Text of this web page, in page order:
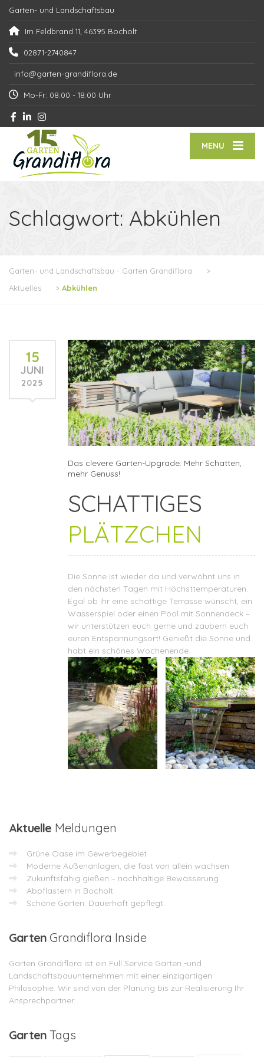
Garten- und Landschaftsbau
Im Feldbrand 11, 46395 Bocholt
02871-2740847
info@garten-grandiflora.de
Mo-Fr: 08:00 - 18:00 Uhr
MENU
Schlagwort: Abkühlen
Garten- und Landschaftsbau - Garten Grandiflora
>
Aktuelles
> Abkühlen
15
JUNI
2025
Das clevere Garten-Upgrade: Mehr Schatten,
mehr Genuss!
SCHATTIGES
PLÄTZCHEN
Die Sonne ist wieder da und verwöhnt uns in
den nächsten Tagen mit Höchsttemperaturen.
Egal ob ihr eine schattige Terrasse wünscht, ein
Wasserspiel oder einen Pool mit Sonnendeck –
wir unterstützen euch gerne und zaubern euch
euren Entspannungsort! Genießt die Sonne und
habt ein schönes Wochenende.
Aktuelle Meldungen
Grüne Oase im Gewerbegebiet
Moderne Außenanlagen, die fast von allein wachsen
Zukunftsfähig gießen – nachhaltige Bewässerung
Abpflastern in Bocholt:
Schöne Gärten. Dauerhaft gepflegt.
Garten Grandiflora Inside
Garten Grandiflora ist ein Full Service Garten -und
Landschaftsbauunternehmen mit einer einzigartigen
Philosophie. Wir sind von der Planung bis zur Realisierung Ihr
Ansprechpartner.
Garten Tags